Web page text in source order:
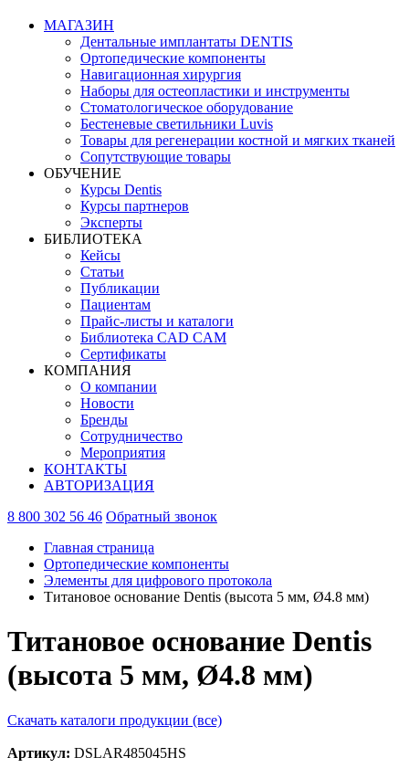
МАГАЗИН
Дентальные имплантаты DENTIS
Ортопедические компоненты
Навигационная хирургия
Наборы для остеопластики и инструменты
Стоматологическое оборудование
Бестеневые светильники Luvis
Товары для регенерации костной и мягких тканей
Сопутствующие товары
ОБУЧЕНИЕ
Курсы Dentis
Курсы партнеров
Эксперты
БИБЛИОТЕКА
Кейсы
Статьи
Публикации
Пациентам
Прайс-листы и каталоги
Библиотека CAD CAM
Сертификаты
КОМПАНИЯ
О компании
Новости
Бренды
Сотрудничество
Мероприятия
КОНТАКТЫ
АВТОРИЗАЦИЯ
8 800 302 56 46 Обратный звонок
Главная страница
Ортопедические компоненты
Элементы для цифрового протокола
Титановое основание Dentis (высота 5 мм, Ø4.8 мм)
Титановое основание Dentis
(высота 5 мм, Ø4.8 мм)
Скачать каталоги продукции (все)
Артикул: DSLAR485045HS